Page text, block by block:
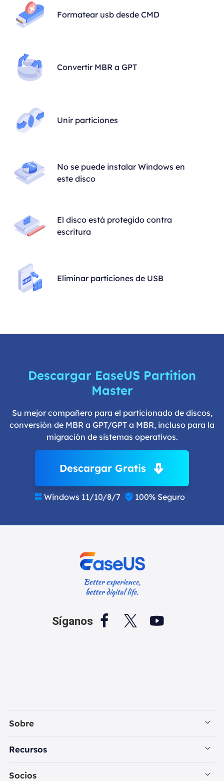
Formatear usb desde CMD
Convertir MBR a GPT
Unir particiones
No se puede instalar Windows en
este disco
El disco está protegido contra
escritura
Eliminar particiones de USB
Descargar EaseUS Partition
Master
Su mejor compañero para el particionado de discos,
conversión de MBR a GPT/GPT a MBR, incluso para la
migración de sistemas operativos.
Descargar Gratis
 Windows 11/10/8/7  100% Seguro
Síganos   
Sobre
Empresa
Recursos
Recuperación de Datos PC
Socios